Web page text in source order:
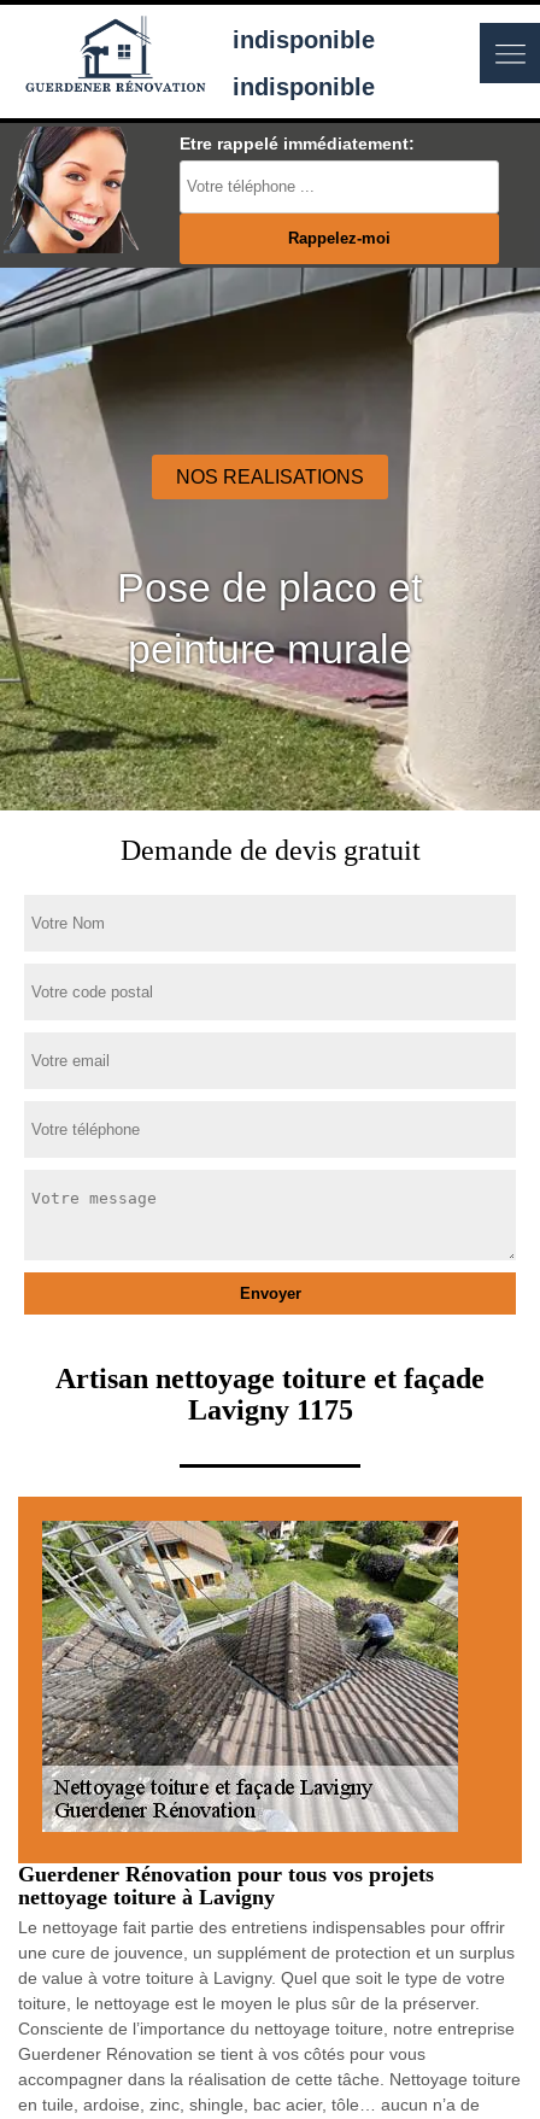
indisponible
indisponible
Etre rappelé immédiatement:
NOS REALISATIONS
Pose de placo et
peinture murale
Demande de devis gratuit
Artisan nettoyage toiture et façade
Lavigny 1175
Guerdener Rénovation pour tous vos projets
nettoyage toiture à Lavigny
Le nettoyage fait partie des entretiens indispensables pour offrir
une cure de jouvence, un supplément de protection et un surplus
de value à votre toiture à Lavigny. Quel que soit le type de votre
toiture, le nettoyage est le moyen le plus sûr de la préserver.
Consciente de l’importance du nettoyage toiture, notre entreprise
Guerdener Rénovation se tient à vos côtés pour vous
accompagner dans la réalisation de cette tâche. Nettoyage toiture
en tuile, ardoise, zinc, shingle, bac acier, tôle… aucun n’a de